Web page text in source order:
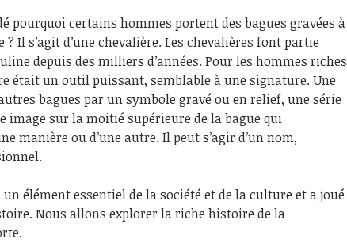
pourquoi certains hommes portent des bagues gravées à
Il s’agit d’une chevalière. Les chevalières font partie
depuis des milliers d’années. Pour les hommes riches
était un outil puissant, semblable à une signature. Une
bagues par un symbole gravé ou en relief, une série
image sur la moitié supérieure de la bague qui
manière ou d’une autre. Il peut s’agir d’un nom,
élément essentiel de la société et de la culture et a joué
Nous allons explorer la riche histoire de la